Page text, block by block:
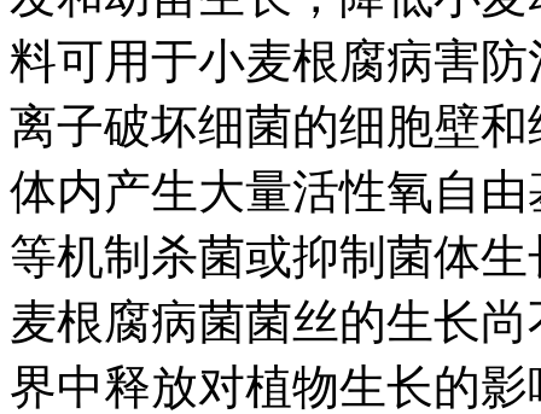
料可用于小麦根腐病害
离子破坏细菌的细胞壁
体内产生大量活性氧自由
等机制杀菌或抑制菌体
麦根腐病菌菌丝的生长
界中释放对植物生长的